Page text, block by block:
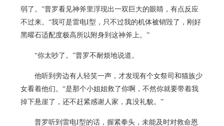
弱了。”普罗看见神斧里浮现出一双巨大的眼睛，有点反应
不过来。“我可是雷电I型，只不过我的机体被销毁了，刚好
黑曜石适配度极高所以附身到这神斧上。”
“你太吵了。”普罗不耐烦地说道。
他听到旁边有人轻笑一声，才发现有个女祭司和猫族少
女看着他们。“是那个小姐姐救了你啊，不然你就要带着我
掉下悬崖了，还不赶紧感谢人家，真没礼貌。”
普罗听到雷电I型的话，握紧拳头，未能及时对救命恩